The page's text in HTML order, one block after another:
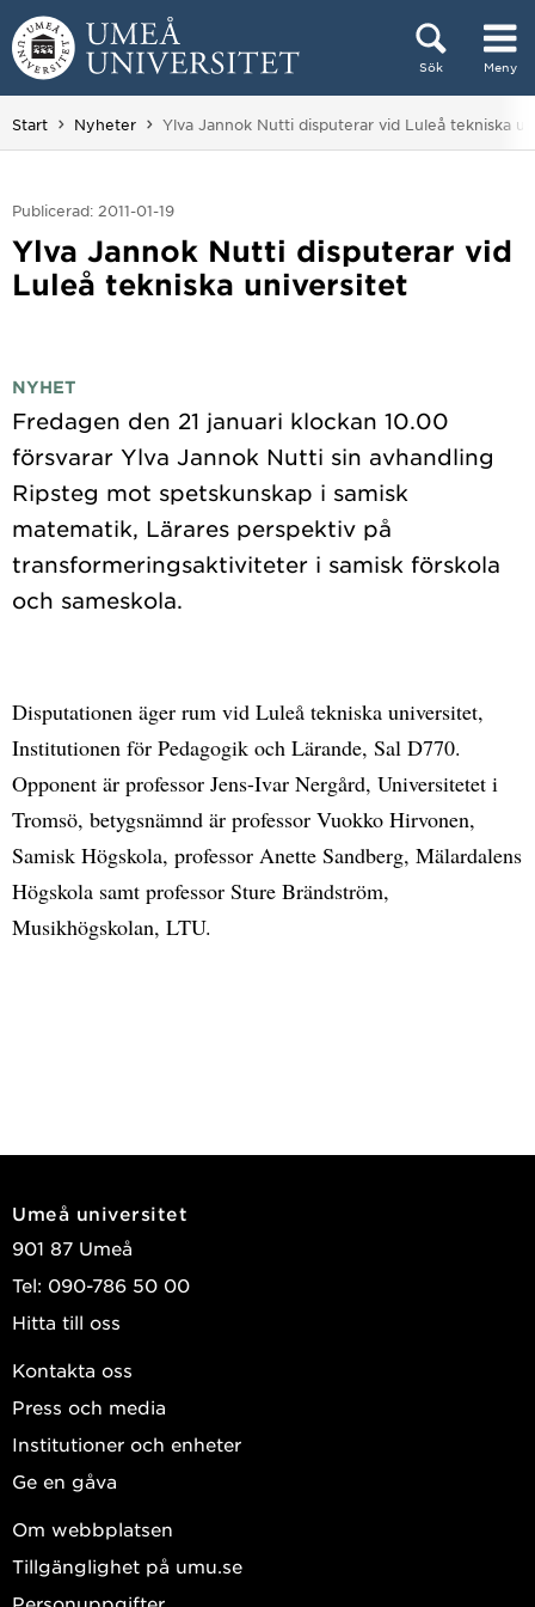
Hoppa direkt till innehållet
Sök Meny
Huvudmenyn dold.
Start Nyheter Du är här:
Ylva Jannok Nutti disputerar vid Luleå tekniska
Publicerad: 2011-01-19
Ylva Jannok Nutti disputerar vid
Luleå tekniska universitet
NYHET
Fredagen den 21 januari klockan 10.00
försvarar Ylva Jannok Nutti sin avhandling
Ripsteg mot spetskunskap i samisk
matematik, Lärares perspektiv på
transformeringsaktiviteter i samisk förskola
Disputationen äger rum vid Luleå tekniska universitet,
Institutionen för Pedagogik och Lärande, Sal D770.
Opponent är professor Jens-Ivar Nergård, Universitetet i
Tromsö, betygsnämnd är professor Vuokko Hirvonen,
Samisk Högskola, professor Anette Sandberg, Mälardalens
Högskola samt professor Sture Brändström,
Musikhögskolan, LTU.
Umeå universitet
901 87 Umeå
Tel: 090-786 50 00
Hitta till oss
Kontakta oss
Press och media
Institutioner och enheter
Ge en gåva
Om webbplatsen
Tillgänglighet på umu.se